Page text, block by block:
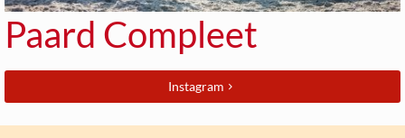
Paard Compleet
Instagram